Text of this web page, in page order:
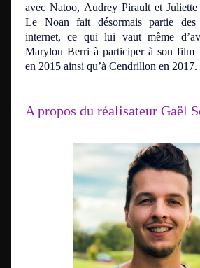
avec Natoo, Audrey Pirault et
Le Noan fait désormais partie des
internet, ce qui lui vaut même
Marylou Berri à participer à son film
en 2015 ainsi qu’à Cendrillon en 2017.
A propos du réalisateur Gaël